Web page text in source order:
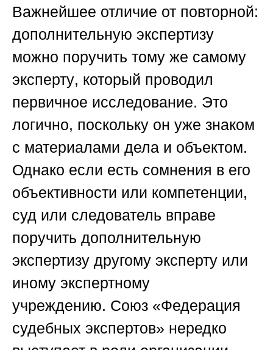
Важнейшее отличие от повторной:
дополнительную экспертизу
можно поручить тому же самому
эксперту, который проводил
первичное исследование. Это
логично, поскольку он уже знаком
с материалами дела и объектом.
Однако если есть сомнения в его
объективности или компетенции,
суд или следователь вправе
поручить дополнительную
экспертизу другому эксперту или
иному экспертному
учреждению. Союз «Федерация
судебных экспертов» нередко